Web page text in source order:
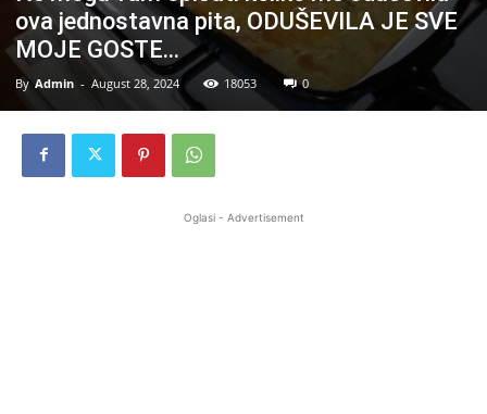
ova jednostavna pita, ODUŠEVILA JE SVE
MOJE GOSTE…
By Admin - August 28, 2024 18053 0
Oglasi - Advertisement